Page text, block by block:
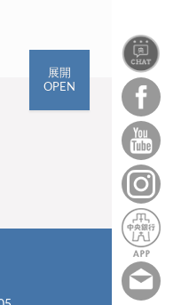
展開
OPEN